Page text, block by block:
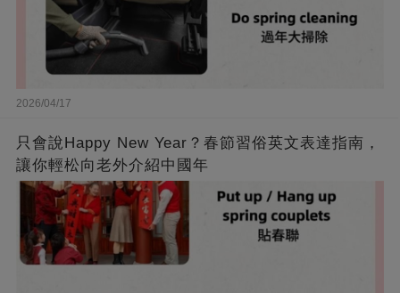
2026/04/17
只會說Happy New Year？春節習俗英文表達指南，
讓你輕松向老外介紹中國年